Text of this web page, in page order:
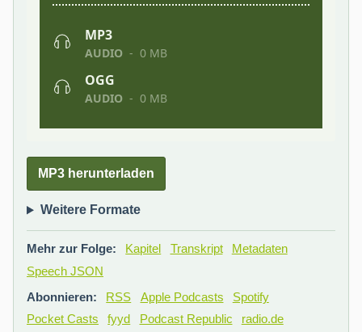
MP3 herunterladen
Weitere Formate
Mehr zur Folge: Kapitel Transkript
Metadaten
Speech JSON
Abonnieren:
RSS Apple Podcasts
Spotify
Pocket Casts
fyyd Podcast Republic
radio.de